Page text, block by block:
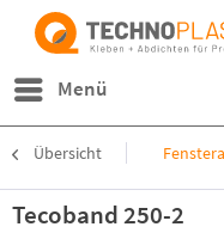
Menü
Übersicht
Tecoband 250-2